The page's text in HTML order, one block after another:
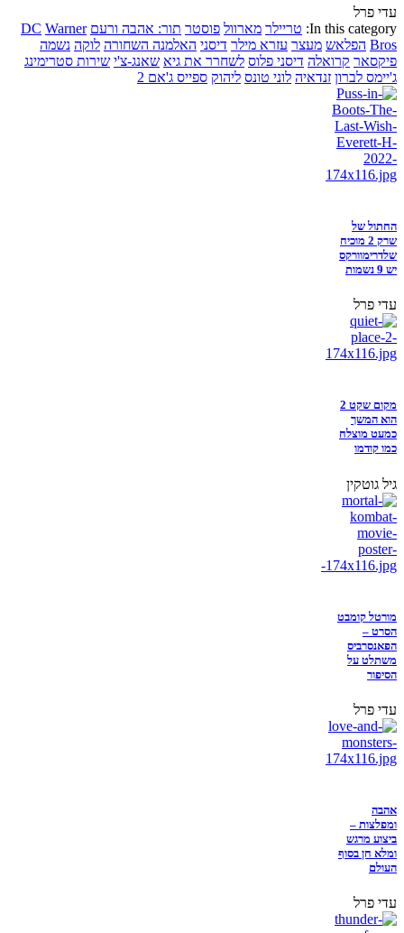
עדי פרל
In this category: טריילר מארוול פוסטר תור: אהבה ורעם DC Warner
Bros הפלאש מעצר עזרא מילר דיסני האלמנה השחורה לוקה נשמה
פיקסאר קרואלה דיסני פלוס לשחרר את גיא שאנג-צ'י שירות סטרימינג
ג'יימס לברון זנדאיה לוני טונס ליהוק ספייס ג'אם 2
החתול של
שרק 2 מוכיח
שלדרימוורקס
יש 9 נשמות
עדי פרל
מקום שקט 2
הוא המשך
כמעט מוצלח
כמו קודמו
גיל גוטקין
מורטל קומבט
הסרט –
הפאנסרביס
משתלט על
הסיפור
עדי פרל
אהבה
ומפלצות –
ביצוע מרגש
ומלא חן בסוף
העולם
עדי פרל